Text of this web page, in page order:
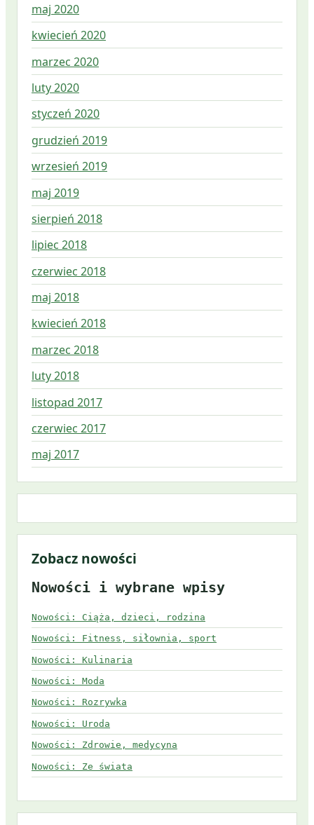
maj 2020
kwiecień 2020
marzec 2020
luty 2020
styczeń 2020
grudzień 2019
wrzesień 2019
maj 2019
sierpień 2018
lipiec 2018
czerwiec 2018
maj 2018
kwiecień 2018
marzec 2018
luty 2018
listopad 2017
czerwiec 2017
maj 2017
Zobacz nowości
Nowości i wybrane wpisy
Nowości: Ciąża, dzieci, rodzina
Nowości: Fitness, siłownia, sport
Nowości: Kulinaria
Nowości: Moda
Nowości: Rozrywka
Nowości: Uroda
Nowości: Zdrowie, medycyna
Nowości: Ze świata